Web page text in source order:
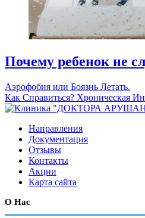
Почему ребенок не
Аэрофобия или Боязнь Летать.
Как Справиться? Хроническая
Направления
Документация
Отзывы
Контакты
Акции
Карта сайта
О Нас